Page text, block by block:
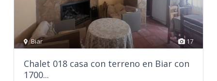
17
Biar
Chalet 018 casa con terreno en Biar con
1700...